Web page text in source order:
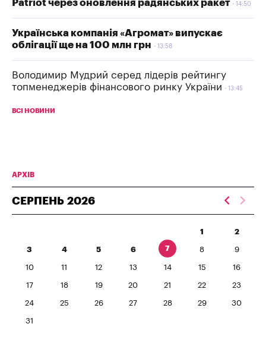
Patriot через оновлення радянських ракет 14:50
Українська компанія «Агромат» випускає
облігації ще на 100 млн грн
13:58
Володимир Мудрий серед лідерів рейтингу
топменеджерів фінансового ринку України
13:45
ВСІ НОВИНИ
АРХІВ
СЕРПЕНЬ 2026
1 2
3 4 5 6 7 8 9
10 11 12 13 14 15 16
17 18 19 20 21 22 23
24 25 26 27 28 29 30
31